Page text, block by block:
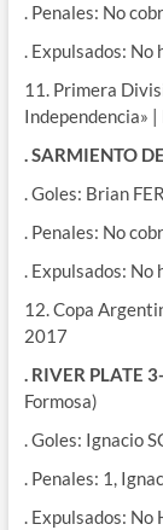
. Penales: No
. Expulsados: No
11. Primera
Independencia»
. SARMIENTO
. Goles: Brian
. Penales: No
. Expulsados: No
12. Copa
2017
. RIVER PLATE
Formosa)
. Goles: Ignacio
. Penales: 1,
. Expulsados: No